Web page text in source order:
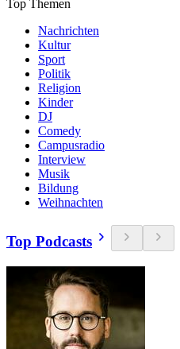
Top Themen
Nachrichten
Kultur
Sport
Politik
Religion
Kinder
DJ
Comedy
Campusradio
Interview
Musik
Bildung
Weihnachten
Top Podcasts